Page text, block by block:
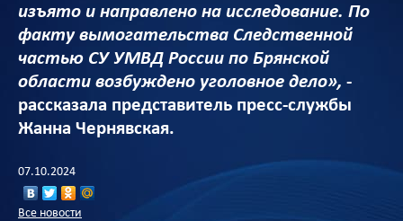
изъято и направлено на исследование. По
факту вымогательства Следственной
частью СУ УМВД России по Брянской
области возбуждено уголовное дело», -
рассказала представитель пресс-службы
Жанна Чернявская.
07.10.2024
Все новости